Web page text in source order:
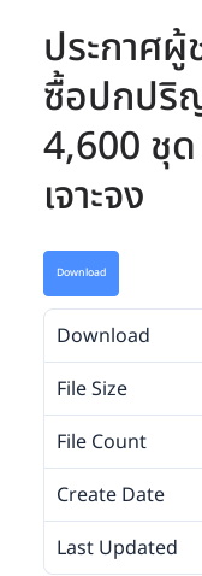
ประกาศผู้
ซื้อปกปริ
4,600 ชุด
เจาะจง
Download
Download
File Size
File Count
Create Date
Last Updated